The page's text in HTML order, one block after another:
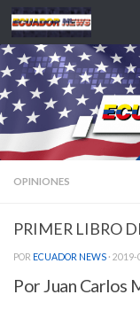
Saltar al contenido
OPINIONES
PRIMER LIBRO
POR ECUADOR NEWS · 2019-
Por Juan Carlos